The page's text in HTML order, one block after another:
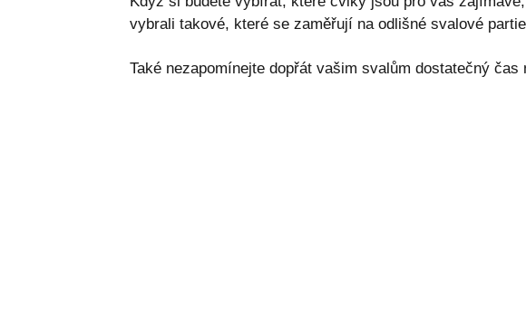
vybrali takové, které se zaměřují na odlišné svalové
Také nezapomínejte dopřát vašim svalům dostatečný